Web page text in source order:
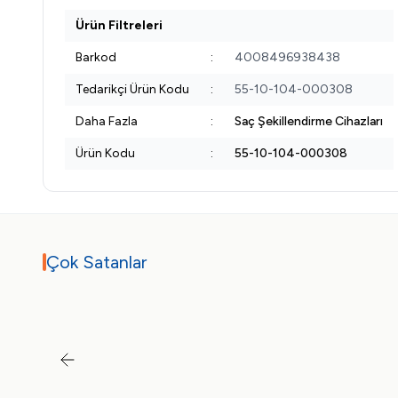
Ürün Filtreleri
Barkod : 4008496938438
Tedarikçi Ürün Kodu : 55-10-104-000308
Daha Fazla : Saç Şekillendirme Cihazları
Ürün Kodu : 55-10-104-000308
Çok Satanlar